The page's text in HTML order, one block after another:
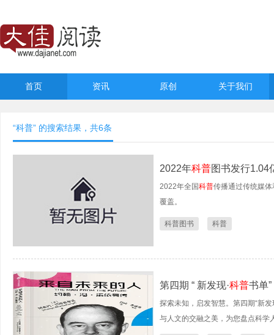
首页 资讯 原创 关于我们
“科普” 的搜索结果，共6条
2022年科普图书发行1.04
2022年全国科普传播通过传统媒
覆盖。
科普图书 科普
第四期 “ 新发现·科普书单
探索未知，启发智慧。第四期“新发
与人文的交融之美，为您盘点科学